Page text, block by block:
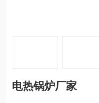
电热锅炉厂家